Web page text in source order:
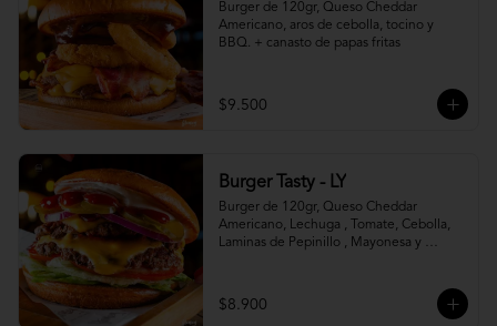
Burger de 120gr, Queso Cheddar
Americano, aros de cebolla, tocino y
BBQ. + canasto de papas fritas
$9.500
Burger Tasty - LY
Burger de 120gr, Queso Cheddar
Americano, Lechuga , Tomate, Cebolla,
Laminas de Pepinillo , Mayonesa y
$8.900